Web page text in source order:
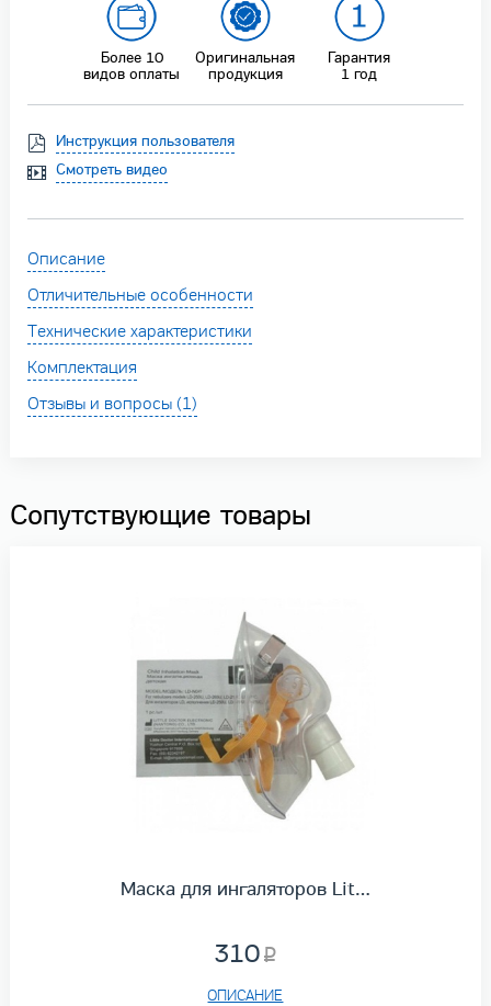
Более 10
видов оплаты
Оригинальная
продукция
Гарантия
1 год
Инструкция пользователя
Смотреть видео
Описание
Отличительные особенности
Технические характеристики
Комплектация
Отзывы и вопросы (1)
Сопутствующие товары
Маска для ингаляторов Lit…
310
ОПИСАНИЕ